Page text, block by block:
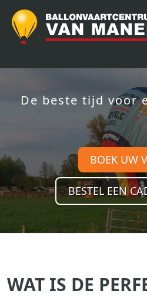
De beste tijd voor
BOEK UW
BESTEL EEN
WAT IS DE